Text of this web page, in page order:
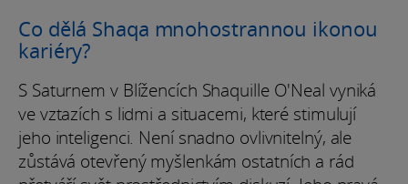
Co dělá Shaqa mnohostrannou ikonou
kariéry?
S Saturnem v Blížencích Shaquille O'Neal vyniká
ve vztazích s lidmi a situacemi, které stimulují
jeho inteligenci. Není snadno ovlivnitelný, ale
zůstává otevřený myšlenkám ostatních a rád